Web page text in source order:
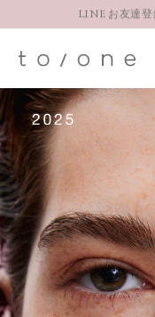
【重要】お盆期間中